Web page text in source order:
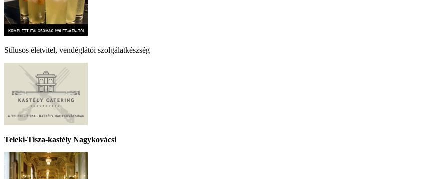
Stílusos életvitel, vendéglátói szolgálatkészség
Teleki-Tisza-kastély Nagykovácsi